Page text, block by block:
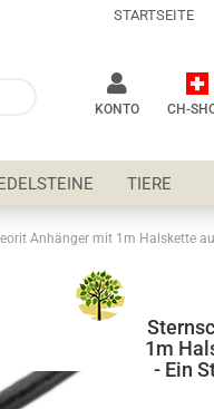
STARTSEITE
Lieferung
KONTO CH-
TIERE
1m
- Ein